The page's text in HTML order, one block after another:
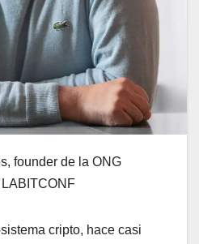
founder de la ONG
cripto, hace casi